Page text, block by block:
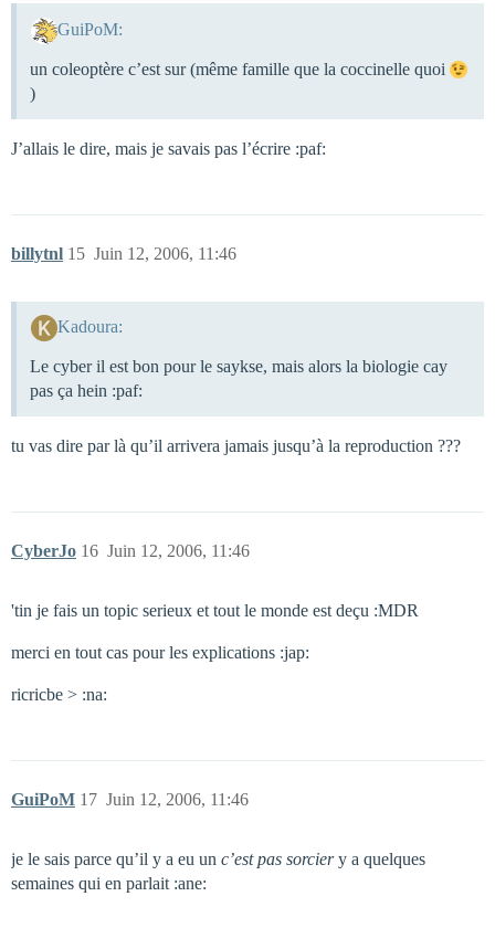
GuiPoM:
un coleoptère c’est sur (même famille que la coccinelle quoi
)
J’allais le dire, mais je savais pas l’écrire :paf:
billytnl Juin 12, 2006, 11:46
15
Kadoura:
Le cyber il est bon pour le saykse, mais alors la biologie cay
pas ça hein :paf:
tu vas dire par là qu’il arrivera jamais jusqu’à la reproduction ???
CyberJo Juin 12, 2006, 11:46
16
'tin je fais un topic serieux et tout le monde est deçu :MDR
merci en tout cas pour les explications :jap:
ricricbe > :na:
GuiPoM Juin 12, 2006, 11:46
17
je le sais parce qu’il y a eu un c’est pas sorciery a quelques
semaines qui en parlait :ane: